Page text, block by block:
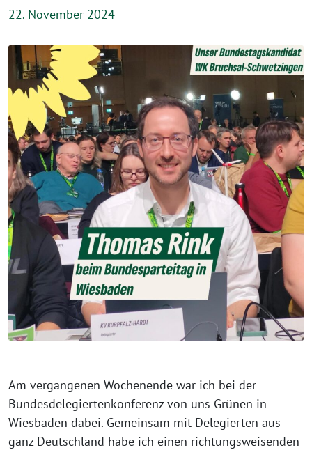
22. November 2024
Am vergangenen Wochenende war ich bei der
Bundesdelegiertenkonferenz von uns Grünen in
Wiesbaden dabei. Gemeinsam mit Delegierten aus
ganz Deutschland habe ich einen richtungsweisenden